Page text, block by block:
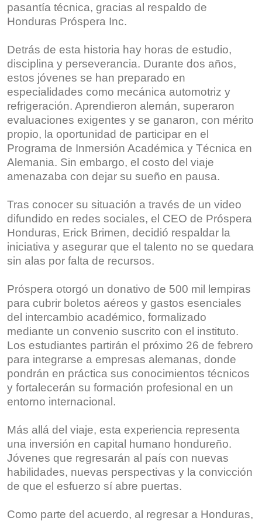
pasantía técnica, gracias al respaldo de
Honduras Próspera Inc.
Detrás de esta historia hay horas de estudio,
disciplina y perseverancia. Durante dos años,
estos jóvenes se han preparado en
especialidades como mecánica automotriz y
refrigeración. Aprendieron alemán, superaron
evaluaciones exigentes y se ganaron, con mérito
propio, la oportunidad de participar en el
Programa de Inmersión Académica y Técnica en
Alemania. Sin embargo, el costo del viaje
amenazaba con dejar su sueño en pausa.
Tras conocer su situación a través de un video
difundido en redes sociales, el CEO de Próspera
Honduras, Erick Brimen, decidió respaldar la
iniciativa y asegurar que el talento no se quedara
sin alas por falta de recursos.
Próspera otorgó un donativo de 500 mil lempiras
para cubrir boletos aéreos y gastos esenciales
del intercambio académico, formalizado
mediante un convenio suscrito con el instituto.
Los estudiantes partirán el próximo 26 de febrero
para integrarse a empresas alemanas, donde
pondrán en práctica sus conocimientos técnicos
y fortalecerán su formación profesional en un
entorno internacional.
Más allá del viaje, esta experiencia representa
una inversión en capital humano hondureño.
Jóvenes que regresarán al país con nuevas
habilidades, nuevas perspectivas y la convicción
de que el esfuerzo sí abre puertas.
Como parte del acuerdo, al regresar a Honduras,